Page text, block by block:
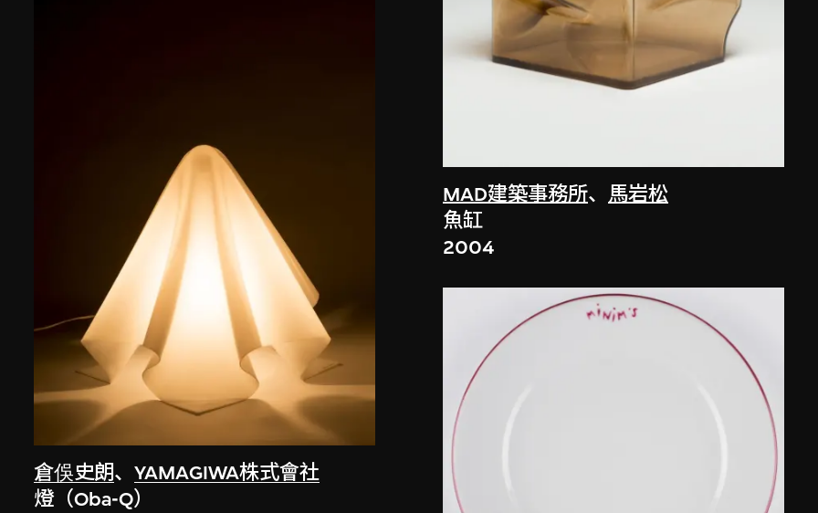
倉俁史朗、YAMAGIWA株式會社
燈（Oba-Q）
MAD建築事務所、 馬岩松
魚缸
2004